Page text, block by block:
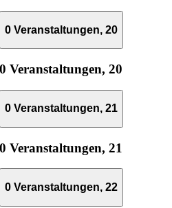
0 Veranstaltungen,20
0 Veranstaltungen,20
0 Veranstaltungen,21
0 Veranstaltungen,21
0 Veranstaltungen,22